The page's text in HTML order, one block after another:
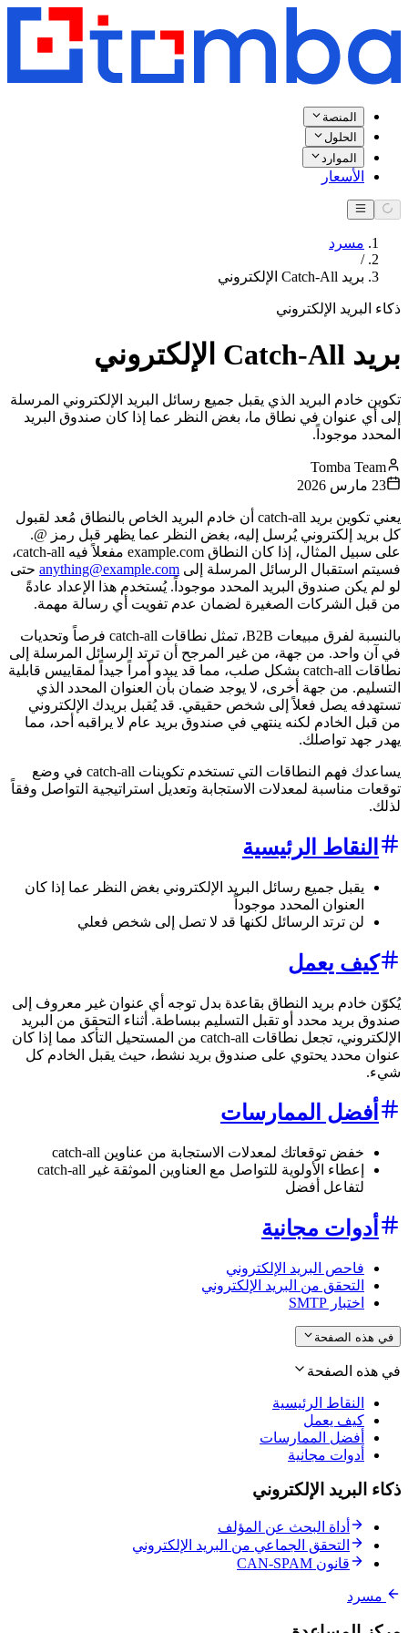
المنصة
الحلول
الموارد
الأسعار
مسرد
/
بريد Catch-All الإلكتروني
ذكاء البريد الإلكتروني
بريد Catch-All الإلكتروني
تكوين خادم البريد الذي يقبل جميع رسائل البريد الإلكتروني المرسلة
إلى أي عنوان في نطاق ما، بغض النظر عما إذا كان صندوق البريد
المحدد موجوداً.
Tomba Team
23 مارس 2026
يعني تكوين بريد catch-all أن خادم البريد الخاص بالنطاق مُعد لقبول
كل بريد إلكتروني يُرسل إليه، بغض النظر عما يظهر قبل رمز @.
على سبيل المثال، إذا كان النطاق example.com مفعلاً فيه catch-all،
فسيتم استقبال الرسائل المرسلة إلى anything@example.com حتى
لو لم يكن صندوق البريد المحدد موجوداً. يُستخدم هذا الإعداد عادةً
من قبل الشركات الصغيرة لضمان عدم تفويت أي رسالة مهمة.
بالنسبة لفرق مبيعات B2B، تمثل نطاقات catch-all فرصاً وتحديات
في آن واحد. من جهة، من غير المرجح أن ترتد الرسائل المرسلة إلى
نطاقات catch-all بشكل صلب، مما قد يبدو أمراً جيداً لمقاييس قابلية
التسليم. من جهة أخرى، لا يوجد ضمان بأن العنوان المحدد الذي
تستهدفه يصل فعلاً إلى شخص حقيقي. قد يُقبل بريدك الإلكتروني
من قبل الخادم لكنه ينتهي في صندوق بريد عام لا يراقبه أحد، مما
يهدر جهد تواصلك.
يساعدك فهم النطاقات التي تستخدم تكوينات catch-all في وضع
توقعات مناسبة لمعدلات الاستجابة وتعديل استراتيجية التواصل وفقاً
لذلك.
النقاط الرئيسية
يقبل جميع رسائل البريد الإلكتروني بغض النظر عما إذا كان
العنوان المحدد موجوداً
لن ترتد الرسائل لكنها قد لا تصل إلى شخص فعلي
كيف يعمل
يُكوّن خادم بريد النطاق بقاعدة بدل توجه أي عنوان غير معروف إلى
صندوق بريد محدد أو تقبل التسليم ببساطة. أثناء التحقق من البريد
الإلكتروني، تجعل نطاقات catch-all من المستحيل التأكد مما إذا كان
عنوان محدد يحتوي على صندوق بريد نشط، حيث يقبل الخادم كل
شيء.
أفضل الممارسات
خفض توقعاتك لمعدلات الاستجابة من عناوين catch-all
إعطاء الأولوية للتواصل مع العناوين الموثقة غير catch-all
لتفاعل أفضل
أدوات مجانية
فاحص البريد الإلكتروني
التحقق من البريد الإلكتروني
اختبار SMTP
في هذه الصفحة
في هذه الصفحة
النقاط الرئيسية
كيف يعمل
أفضل الممارسات
أدوات مجانية
ذكاء البريد الإلكتروني
أداة البحث عن المؤلف
التحقق الجماعي من البريد الإلكتروني
قانون CAN-SPAM
مسرد